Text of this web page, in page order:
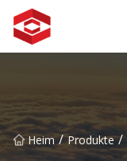
Heim / Produkte /